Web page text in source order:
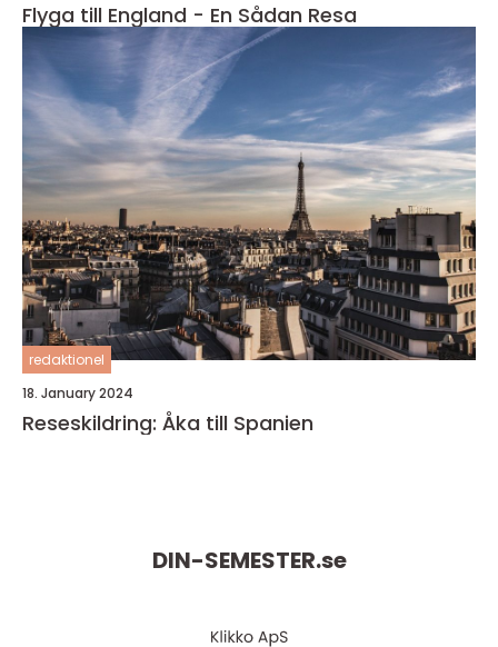
Flyga till England - En Sådan Resa
redaktionel
18. January 2024
Reseskildring: Åka till Spanien
DIN-SEMESTER.se